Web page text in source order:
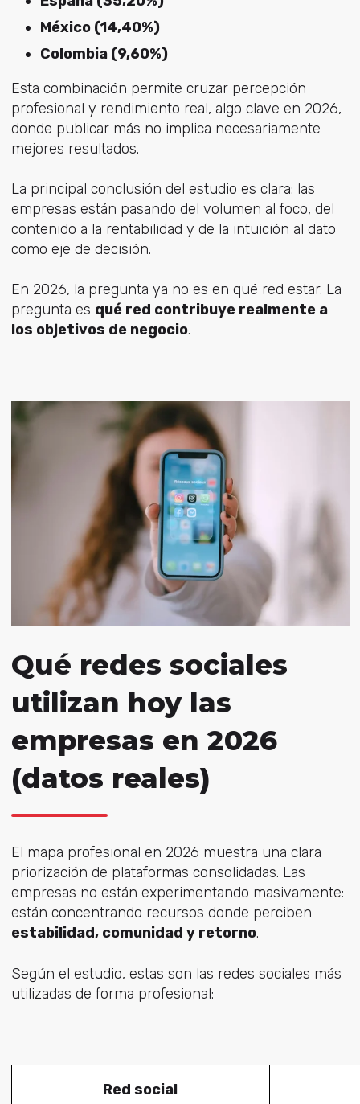
México (14,40%)
Colombia (9,60%)
Esta combinación permite cruzar percepción
profesional y rendimiento real, algo clave en 2026,
donde publicar más no implica necesariamente
mejores resultados.
La principal conclusión del estudio es clara: las
empresas están pasando del volumen al foco, del
contenido a la rentabilidad y de la intuición al dato
como eje de decisión.
En 2026, la pregunta ya no es en qué red estar. La
pregunta es qué red contribuye realmente a
los objetivos de negocio.
Qué redes sociales
utilizan hoy las
empresas en 2026
(datos reales)
El mapa profesional en 2026 muestra una clara
priorización de plataformas consolidadas. Las
empresas no están experimentando masivamente:
están concentrando recursos donde perciben
estabilidad, comunidad y retorno.
Según el estudio, estas son las redes sociales más
utilizadas de forma profesional:
Red social